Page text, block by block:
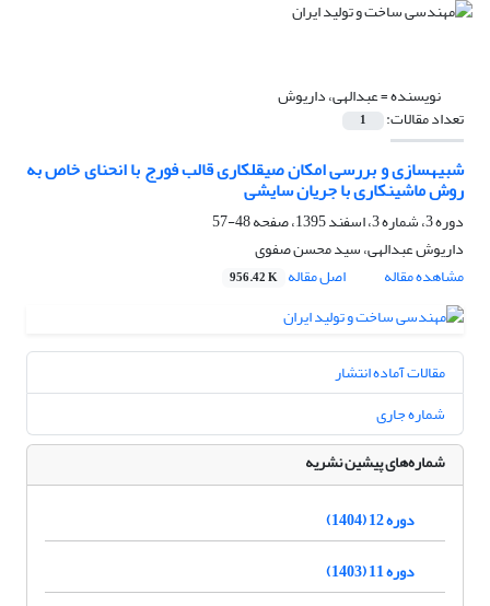
نویسنده =عبدالهی، داریوش
تعداد مقالات: 1
شبیه‎سازی و بررسی امکان صیقل‎کاری قالب فورج با انحنای خاص به
روش ماشین‎کاری با جریان سایشی
دوره 3، شماره 3، اسفند 1395، صفحه
48-57
داریوش عبدالهی، سید محسن صفوی
مشاهده مقاله
اصل مقاله 956.42 K
مقالات آماده انتشار
شماره جاری
شماره‌های پیشین نشریه
دوره 12 (1404)
دوره 11 (1403)